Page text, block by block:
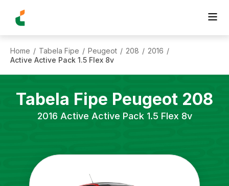
Home / Tabela Fipe / Peugeot / 208 / 2016 /
Active Active Pack 1.5 Flex 8v
Tabela Fipe Peugeot 208
2016 Active Active Pack 1.5 Flex 8v